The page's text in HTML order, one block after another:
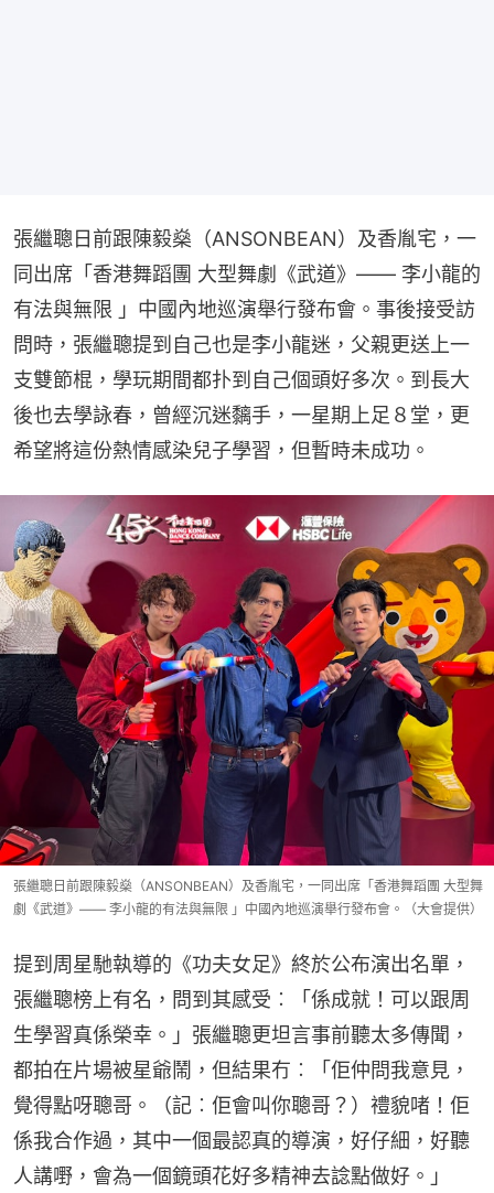
張繼聰日前跟陳毅燊（ANSONBEAN）及香胤宅，一
同出席「香港舞蹈團 大型舞劇《武道》—— 李小龍的
有法與無限 」中國內地巡演舉行發布會。事後接受訪
問時，張繼聰提到自己也是李小龍迷，父親更送上一
支雙節棍，學玩期間都扑到自己個頭好多次。到長大
後也去學詠春，曾經沉迷黐手，一星期上足８堂，更
希望將這份熱情感染兒子學習，但暫時未成功。
張繼聰日前跟陳毅燊（ANSONBEAN）及香胤宅，一同出席「香港舞蹈團 大型舞
劇《武道》—— 李小龍的有法與無限 」中國內地巡演舉行發布會。（大會提供）
提到周星馳執導的《功夫女足》終於公布演出名單，
張繼聰榜上有名，問到其感受︰「係成就！可以跟周
生學習真係榮幸。」張繼聰更坦言事前聽太多傳聞，
都拍在片場被星爺鬧，但結果冇︰「佢仲問我意見，
覺得點呀聰哥。（記︰佢會叫你聰哥？）禮貌啫！佢
係我合作過，其中一個最認真的導演，好仔細，好聽
人講嘢，會為一個鏡頭花好多精神去諗點做好。」